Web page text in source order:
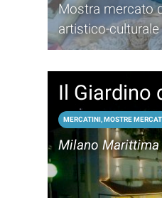
Mostra mercato
artistico-culturale
Il Giardino
MERCATINI, MOSTRE
Milano Marittima